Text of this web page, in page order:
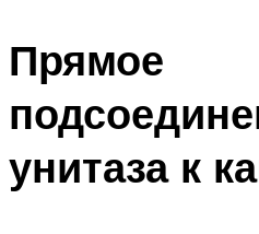
Прямое
унитаза к